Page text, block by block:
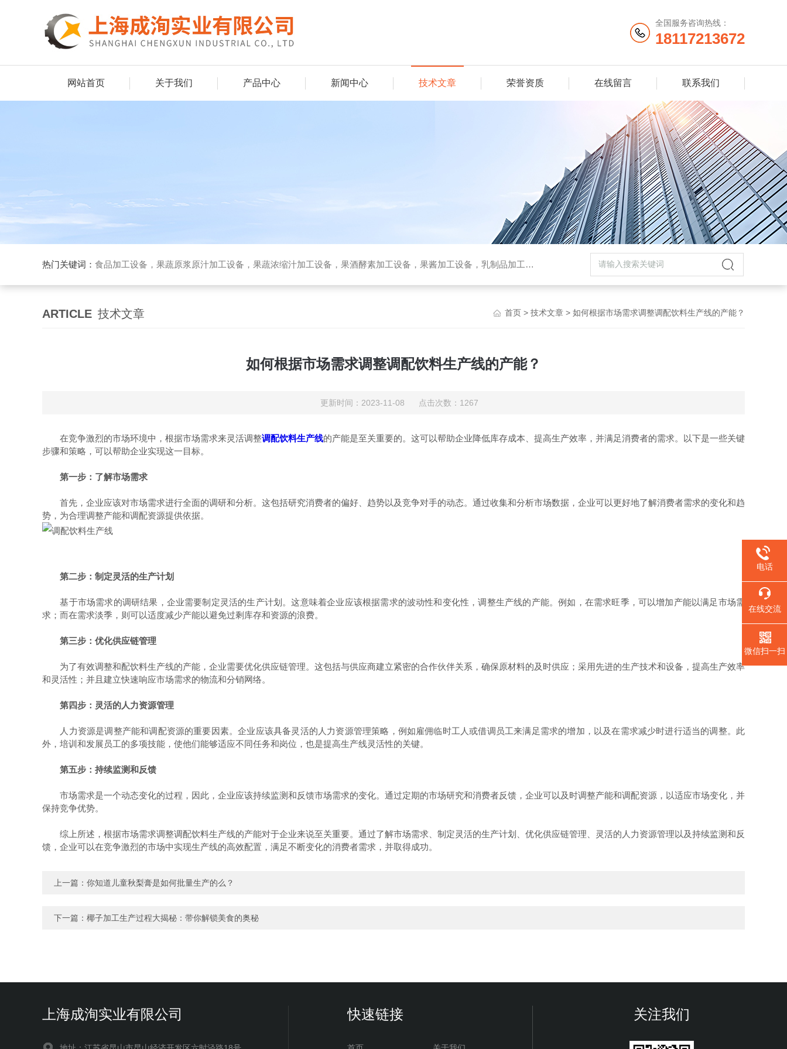
全国服务咨询热线：
18117213672
网站首页 关于我们 产品中心 新闻中心 技术文章 荣誉资质 在线留言 联系我们
热门关键词： 食品加工设备，果蔬原浆原汁加工设备，果蔬浓缩汁加工设备，果酒酵素加工设备，果酱加工设备，乳制品加工设备，生物提取加工设备，破碎榨汁设备，高温杀菌设备，无菌袋灌装机，UHT管式杀菌机，去核破碎机，高速精制打浆机，带式压榨机
ARTICLE 技术文章 首页 > 技术文章 > 如何根据市场需求调整调配饮料生产线的产能？
如何根据市场需求调整调配饮料生产线的产能？
更新时间：2023-11-08 点击次数：1267
在竞争激烈的市场环境中，根据市场需求来灵活调整调配饮料生产线的产能是至关重要的。这可以帮助企业降低库存成本、提高生产效率，并满足消费者的需求。以下是一些关键
步骤和策略，可以帮助企业实现这一目标。
第一步：了解市场需求
首先，企业应该对市场需求进行全面的调研和分析。这包括研究消费者的偏好、趋势以及竞争对手的动态。通过收集和分析市场数据，企业可以更好地了解消费者需求的变化和趋
势，为合理调整产能和调配资源提供依据。
第二步：制定灵活的生产计划
基于市场需求的调研结果，企业需要制定灵活的生产计划。这意味着企业应该根据需求的波动性和变化性，调整生产线的产能。例如，在需求旺季，可以增加产能以满足市场需
求；而在需求淡季，则可以适度减少产能以避免过剩库存和资源的浪费。
第三步：优化供应链管理
为了有效调整和配饮料生产线的产能，企业需要优化供应链管理。这包括与供应商建立紧密的合作伙伴关系，确保原材料的及时供应；采用先进的生产技术和设备，提高生产效率
和灵活性；并且建立快速响应市场需求的物流和分销网络。
第四步：灵活的人力资源管理
人力资源是调整产能和调配资源的重要因素。企业应该具备灵活的人力资源管理策略，例如雇佣临时工人或借调员工来满足需求的增加，以及在需求减少时进行适当的调整。此
外，培训和发展员工的多项技能，使他们能够适应不同任务和岗位，也是提高生产线灵活性的关键。
第五步：持续监测和反馈
市场需求是一个动态变化的过程，因此，企业应该持续监测和反馈市场需求的变化。通过定期的市场研究和消费者反馈，企业可以及时调整产能和调配资源，以适应市场变化，并
保持竞争优势。
综上所述，根据市场需求调整调配饮料生产线的产能对于企业来说至关重要。通过了解市场需求、制定灵活的生产计划、优化供应链管理、灵活的人力资源管理以及持续监测和反
馈，企业可以在竞争激烈的市场中实现生产线的高效配置，满足不断变化的消费者需求，并取得成功。
上一篇： 你知道儿童秋梨膏是如何批量生产的么？
下一篇： 椰子加工生产过程大揭秘：带你解锁美食的奥秘
上海成洵实业有限公司 快速链接 关注我们
电话
在线交流
微信扫一扫